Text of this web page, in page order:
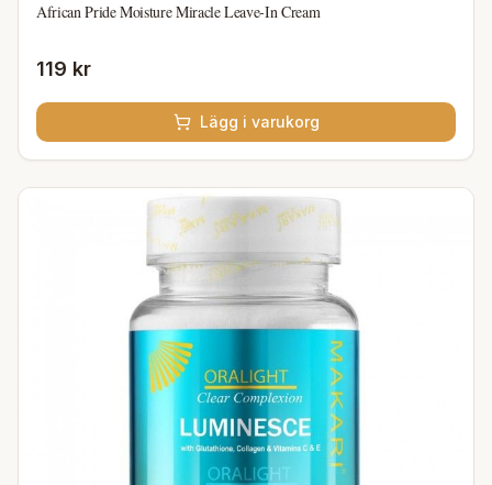
African Pride Moisture Miracle Leave-In Cream
119 kr
Lägg i varukorg